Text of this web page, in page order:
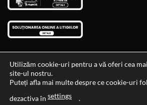
Data si ora ultimei actualizari al stocului si
Utilizăm cookie-uri pentru a vă oferi cea
site-ul nostru.
Puteți afla mai multe despre ce cookie-uri
dezactiva în settings .